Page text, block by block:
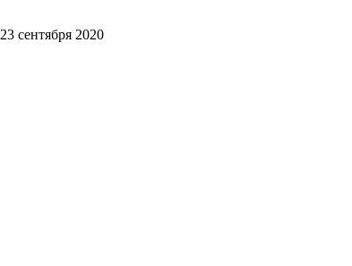
23 сентября 2020